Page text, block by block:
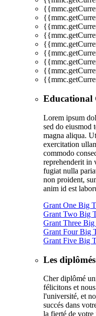
Educational
Lorem ipsum
sed do eiusmod
magna aliqua.
exercitation
commodo
reprehenderit in
fugiat nulla
non proident,
anim id est
Grant One Big
Grant Two Big
Grant Three
Grant Four Big
Grant Five Big
Les diplômés
Cher diplômé
félicitons et
l'université, et
succés dans
la fierté de